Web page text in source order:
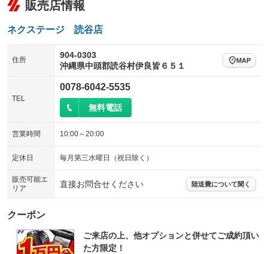
販売店情報
ネクステージ 読谷店
住所
904-0303
沖縄県中頭郡読谷村伊良皆６５１
MAP
TEL
0078-6042-5535
無料電話
営業時間 10:00～20:00
定休日 毎月第三水曜日（祝日除く）
販売可能エ
リア
直接お問合せください 陸送費について聞く
クーポン
ご来店の上、他オプションと併せてご成約頂い
た方限定！